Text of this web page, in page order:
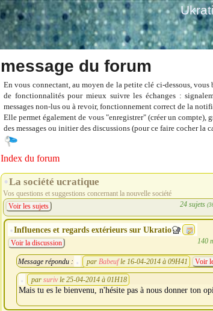
message du forum
En vous connectant, au moyen de la petite clé ci-dessous,
de fonctionnalités pour mieux suivre les échanges :
messages non-lus ou à revoir, fonctionnement correct de la
Elle permet également de vous "enregistrer" (créer un compte),
des messages ou initier des discussions (pour ce faire cocher la
Index du forum
La société ucratique
Vos questions et suggestions concernant la nouvelle société
24 sujets
Voir les sujets
Influences et regards extérieurs sur Ukratio
140
Voir la discussion
Message répondu : par Babeuf le 16-04-2014 à 09H41 Voir
par suriv le 25-04-2014 à 01H18
Mais tu es le bienvenu, n'hésite pas à nous donner ton